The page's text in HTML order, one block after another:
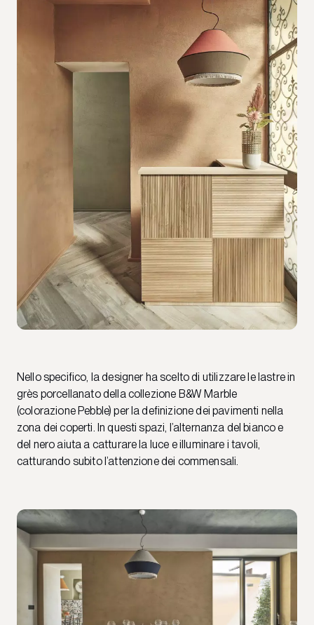
Nello specifico, la designer ha scelto di utilizzare le lastre in
grès porcellanato della collezione B&W Marble
(colorazione Pebble) per la definizione dei pavimenti nella
zona dei coperti. In questi spazi, l’alternanza del bianco e
del nero aiuta a catturare la luce e illuminare i tavoli,
catturando subito l’attenzione dei commensali.